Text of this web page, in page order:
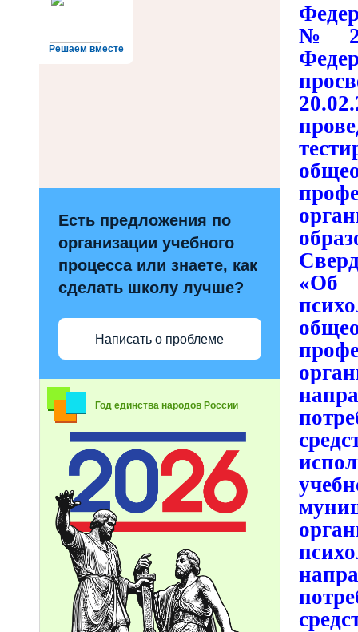
Решаем вместе
Есть предложения по
организации учебного
процесса или знаете, как
сделать школу лучше?
Написать о проблеме
Год единства народов России
№
«Об